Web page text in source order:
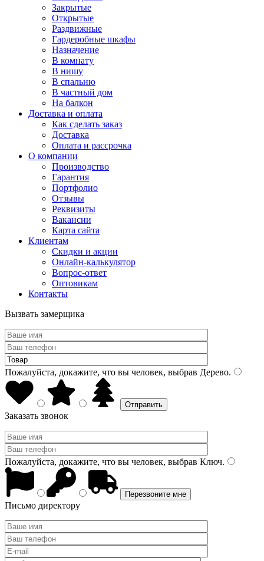
Закрытые
Открытые
Раздвижные
Гардеробные шкафы
Назначение
В комнату
В нишу
В спальню
В частный дом
На балкон
Доставка и оплата
Как сделать заказ
Доставка
Оплата и рассрочка
О компании
Производство
Гарантия
Портфолио
Отзывы
Реквизиты
Вакансии
Карта сайта
Клиентам
Скидки и акции
Онлайн-калькулятор
Вопрос-ответ
Оптовикам
Контакты
Вызвать замерщика
Пожалуйста, докажите, что вы человек, выбрав Дерево.
Заказать звонок
Пожалуйста, докажите, что вы человек, выбрав Ключ.
Письмо директору